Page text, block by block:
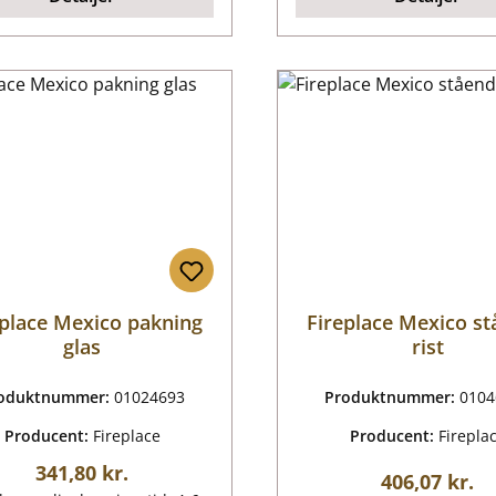
Mexico pakning
glas
01024693
Producent: Fireplace
Almindelig pris:
341,80 kr.
Fireplace Mexico
rist
Produktnummer:
Producent:
Almindelig
406,07 kr.